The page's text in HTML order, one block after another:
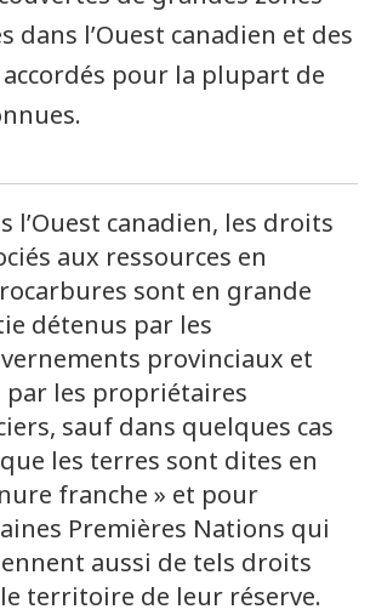
dans l’Ouest canadien et des
pour la plupart de
l’Ouest canadien, les droits
aux ressources en
sont en grande
détenus par les
provinciaux et
par les propriétaires
sauf dans quelques cas
les terres sont dites en
franche » et pour
Premières Nations qui
aussi de tels droits
territoire de leur réserve.
référence de la note de bas de